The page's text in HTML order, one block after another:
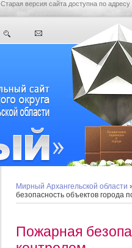
Старая версия сайта доступна по адресу
Мирный Архангельской области
безопасность объектов города
Пожарная